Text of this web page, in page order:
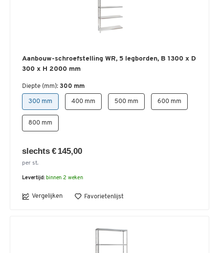
Aanbouw-schroefstelling WR, 5 legborden, B 1300 x D
300 x H 2000 mm
Diepte (mm): 300 mm
300 mm 400 mm 500 mm 600 mm
800 mm
slechts € 145,00
per st.
Levertijd: binnen 2 weken
Vergelijken Favorietenlijst